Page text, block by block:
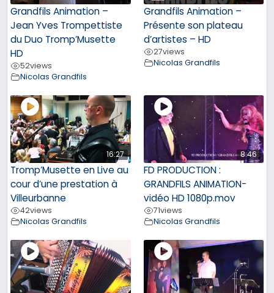
Grandfils Animation –
Jean Yves Trompettiste
du Duo Tromp’Musette
HD
52views
Nicolas Grandfils
Grandfils Animation –
Présente son plateau
d’artistes – HD
27views
Nicolas Grandfils
16:27
Tromp’Musette en Live au
cour d’une prestation à
Villeurbanne
42views
Nicolas Grandfils
8:46
FD PRODUCTION :
GRANDFILS ANIMATION-
vidéo HD 1080p.mov
71views
Nicolas Grandfils